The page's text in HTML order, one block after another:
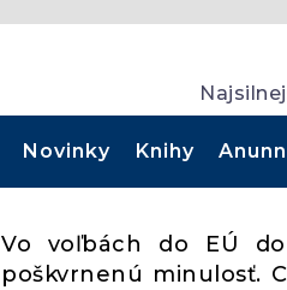
Novinky Knihy
Vo voľbách do EÚ
poškvrnenú minulosť.